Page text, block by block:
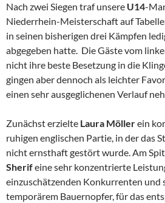
Nach zwei Siegen traf unsere U14-
Niederrhein-Meisterschaft auf
in seinen bisherigen drei Kämpfen
abgegeben hatte. Die Gäste vom
nicht ihre beste Besetzung in die
gingen aber dennoch als leichter
einen sehr ausgeglichenen Verlauf
Zunächst erzielte Laura Möllerein
ruhigen englischen Partie, in der das
nicht ernsthaft gestört wurde. Am
Sherifeine sehr konzentrierte
einzuschätzenden Konkurrenten und
temporärem Bauernopfer, für das